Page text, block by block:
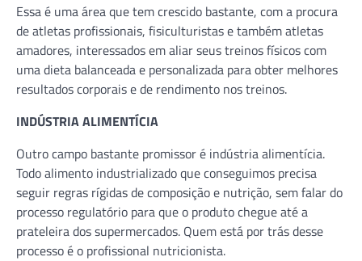
Essa é uma área que tem crescido bastante, com a procura
de atletas profissionais, fisiculturistas e também atletas
amadores, interessados em aliar seus treinos físicos com
uma dieta balanceada e personalizada para obter melhores
resultados corporais e de rendimento nos treinos.
INDÚSTRIA ALIMENTÍCIA
Outro campo bastante promissor é indústria alimentícia.
Todo alimento industrializado que conseguimos precisa
seguir regras rígidas de composição e nutrição, sem falar do
processo regulatório para que o produto chegue até a
prateleira dos supermercados. Quem está por trás desse
processo é o profissional nutricionista.